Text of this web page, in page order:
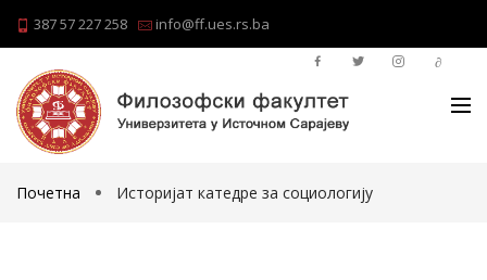
387 57 227 258 info@ff.ues.rs.ba
Почетна Историјат катедре за социологију